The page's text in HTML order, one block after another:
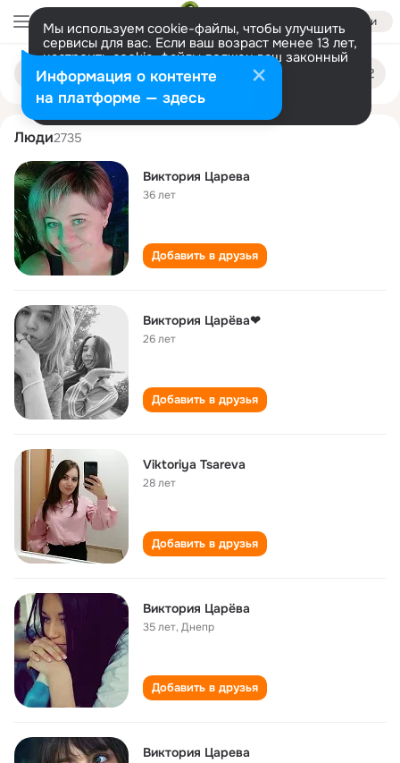
Войти
Мы используем cookie-файлы, чтобы улучшить
сервисы для вас. Если ваш возраст менее 13 лет,
настроить cookie-файлы должен ваш законный
представитель. Больше информации
Разрешить все Настроить
Поиск
людям
viktoriya tsaryova
Люди2735
Виктория Царева
36 лет
Добавить в друзья
Виктория Царёва❤
26 лет
Добавить в друзья
Viktoriya Tsareva
28 лет
Добавить в друзья
Виктория Царёва
35 лет,Днепр
Добавить в друзья
Виктория Царева
Информация о контенте
на платформе — здесь